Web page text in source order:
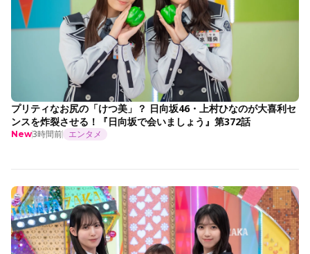
プリティなお尻の「けつ美」？ 日向坂46・上村ひなのが大喜利セ
ンスを炸裂させる！『日向坂で会いましょう』第372話
New3時間前 エンタメ